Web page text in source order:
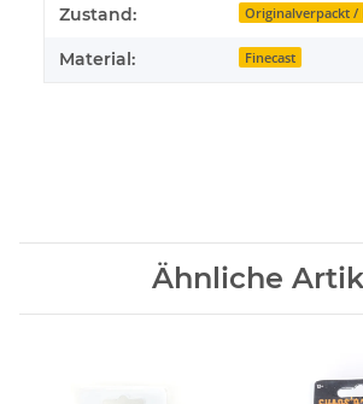
Produkteigenschaft
Wert
Zustand: Originalverpackt /
Material: Finecast
Ähnliche